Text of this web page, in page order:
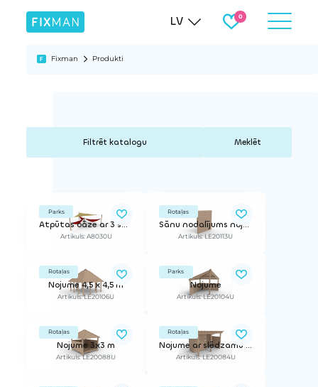
LV
Fixman Produkti
Meklēt
Parks
Atpūtas oāze ar 3 šūpuļtīkliem un saulessargu - bez krāsas
Artikuls: A8030U
Rotaļas
Sānu nodalījums nojumei
Artikuls: LE20113U
Rotaļas
Nojume 4,5 x 4,5 m
Artikuls: LE20106U
Parks
Nojume
Artikuls: LE20104U
Rotaļas
Nojume 3x3 m
Artikuls: LE20088U
Rotaļas
Nojume ar slēdzamu telpu
Artikuls: LE20084U